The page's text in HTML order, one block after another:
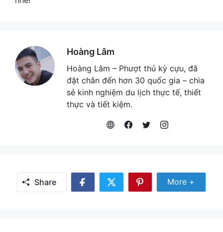
Hoàng Lâm
Hoàng Lâm – Phượt thủ kỳ cựu, đã
đặt chân đến hơn 30 quốc gia – chia
sẻ kinh nghiệm du lịch thực tế, thiết
thực và tiết kiệm.
Share
Share
Share
Share
More +